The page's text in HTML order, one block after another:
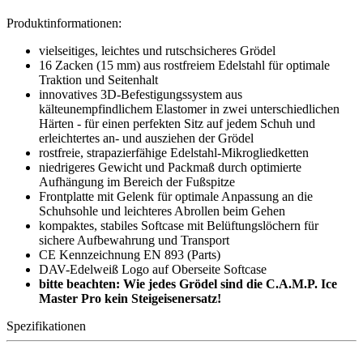
Produktinformationen:
vielseitiges, leichtes und rutschsicheres Grödel
16 Zacken (15 mm) aus rostfreiem Edelstahl für optimale
Traktion und Seitenhalt
innovatives 3D-Befestigungssystem aus
kälteunempfindlichem Elastomer in zwei unterschiedlichen
Härten - für einen perfekten Sitz auf jedem Schuh und
erleichtertes an- und ausziehen der Grödel
rostfreie, strapazierfähige Edelstahl-Mikrogliedketten
niedrigeres Gewicht und Packmaß durch optimierte
Aufhängung im Bereich der Fußspitze
Frontplatte mit Gelenk für optimale Anpassung an die
Schuhsohle und leichteres Abrollen beim Gehen
kompaktes, stabiles Softcase mit Belüftungslöchern für
sichere Aufbewahrung und Transport
CE Kennzeichnung EN 893 (Parts)
DAV-Edelweiß Logo auf Oberseite Softcase
bitte beachten: Wie jedes Grödel sind die C.A.M.P. Ice
Master Pro kein Steigeisenersatz!
Spezifikationen